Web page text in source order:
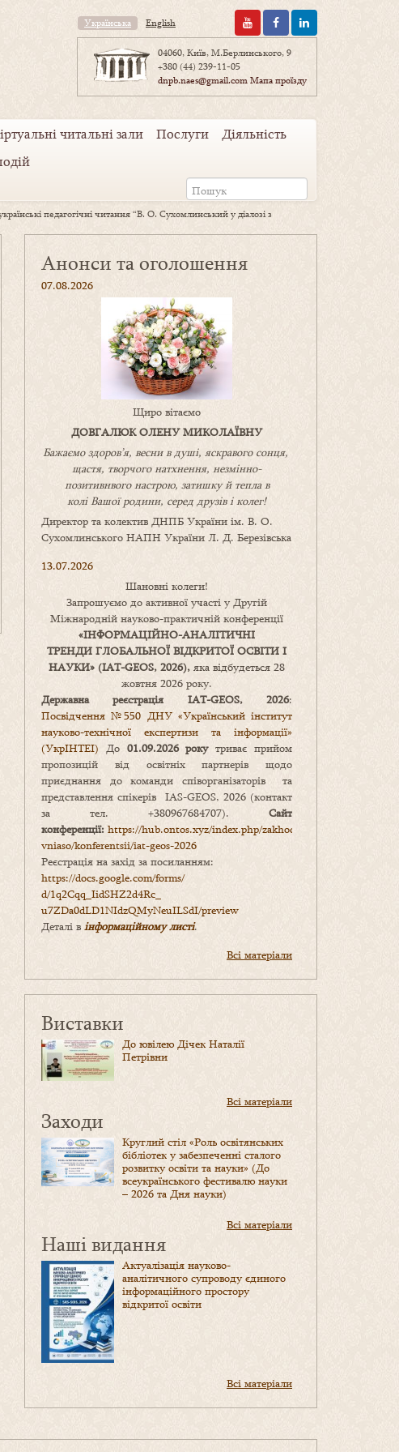
Українська English
04060, Київ, М.Берлинського, 9
+380 (44) 239-11-05
dnpb.naes@gmail.comМапа проїзду
читальні зали Послуги
Діяльність
педагогічні читання “В. О. Сухомлинський у діалозі з
Анонси та оголошення
07.08.2026
Щиро вітаємо
ДОВГАЛЮК ОЛЕНУ МИКОЛАЇВНУ
Бажаємо здоров’я, весни в душі, яскравого сонця,
щастя, творчого натхнення, незмінно-
позитивнвого настрою, затишкуйтепла в
коліВашоїродини, серед друзів і колег!
Директор та колектив ДНПБ України ім. В. О.
Сухомлинського НАПН України Л. Д. Березівська
13.07.2026
Шановні колеги!
Запрошуємо до активної участі у Другій
Міжнародній науково-практичній конференції
«ІНФОРМАЦІЙНО-АНАЛІТИЧНІ
ТРЕНДИ ГЛОБАЛЬНОЇ ВІДКРИТОЇ ОСВІТИ І
НАУКИ» (IAT-GEOS, 2026), яка відбудеться 28
жовтня 2026 року.
Державна реєстрація IAT-GEOS, 2026:
Посвідчення №550 ДНУ «Український інститут
науково-технічної експертизи та інформації»
(УкрІНТЕІ) До 01.09.2026 рокутриває прийом
пропозицій від освітніх партнерів щодо
приєднання до команди співорганізаторів та
представлення спікерів IAS-GEOS, 2026 (контакт
за тел. +380967684707). Сайт
конференції: https://hub.ontos.xyz/index.php/zakhody-
vniaso/konferentsii/iat-geos-2026
Реєстрація на захід за посиланням:
https://docs.google.com/forms/
d/1q2Cqq_IidSHZ2d4Rc_
u7ZDa0dLD1NIdzQMyNeuILSdI/preview
Деталі в інформаційному листі.
Всі матеріали
Виставки
До ювілею Дічек Наталії
Петрівни
Всі матеріали
Заходи
Круглий стіл «Роль освітянських
бібліотек у забезпеченні сталого
розвитку освіти та науки» (До
всеукраїнського фестивалю науки
– 2026 та Дня науки)
Всі матеріали
Наші видання
Актуалізація науково-
аналітичного супроводу єдиного
інформаційного простору
відкритої освіти
Всі матеріали